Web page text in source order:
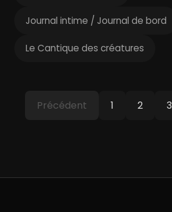
Journal intime / Journal de bord
Le Cantique des créatures
Précédent 1 2 3